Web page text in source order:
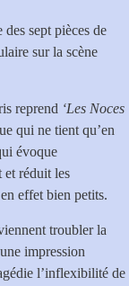
sept pièces de
sur la scène
reprend ‘Les Noces
qui ne tient qu’en
évoque
et réduit les
effet bien petits.
troubler la
impression
l’inflexibilité de